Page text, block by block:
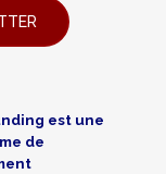
est une
de